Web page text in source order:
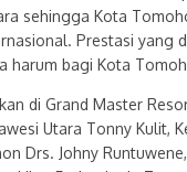
sehingga Kota
Prestasi yang
harum bagi Kota
di Grand Master
Utara Tonny Kulit,
Drs. Johny